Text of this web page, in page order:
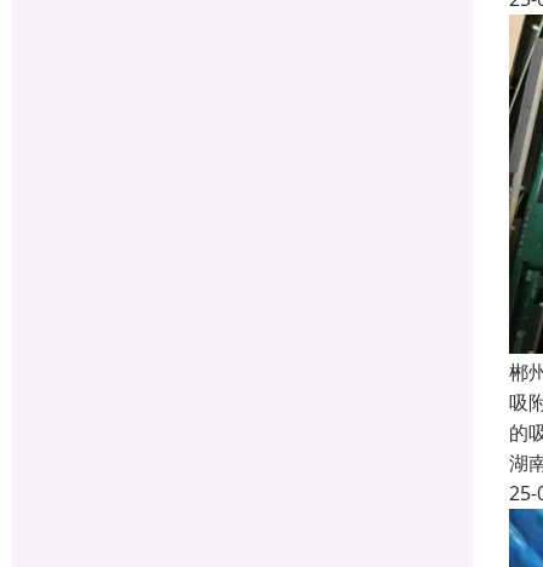
郴
吸
的
湖
25-